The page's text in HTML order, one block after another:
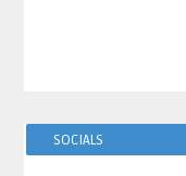
SOCIALS